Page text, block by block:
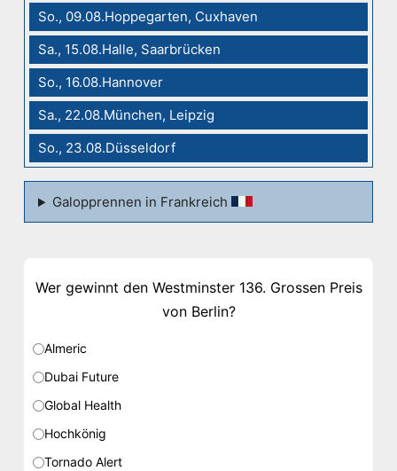
So., 09.08.Hoppegarten, Cuxhaven
Sa., 15.08.Halle, Saarbrücken
So., 16.08.Hannover
Sa., 22.08.München, Leipzig
So., 23.08.Düsseldorf
Galopprennen in Frankreich
Wer gewinnt den Westminster 136. Grossen Preis
von Berlin?
Almeric
Dubai Future
Global Health
Hochkönig
Tornado Alert